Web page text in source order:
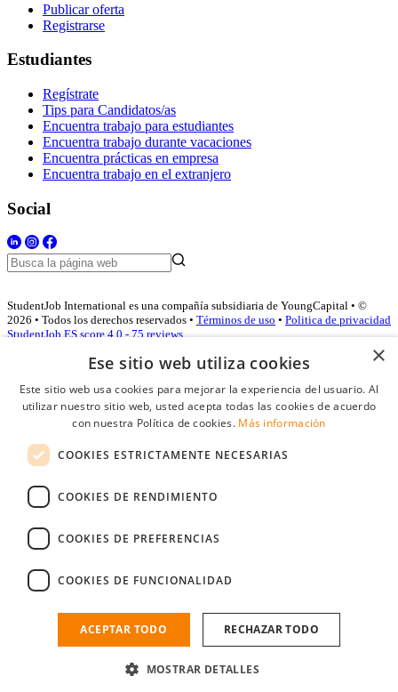
Publicar oferta
Registrarse
Estudiantes
Regístrate
Tips para Candidatos/as
Encuentra trabajo para estudiantes
Encuentra trabajo durante vacaciones
Encuentra prácticas en empresa
Encuentra trabajo en el extranjero
Social
StudentJob International es una compañía subsidiaria de YoungCapital • ©
2026 • Todos los derechos reservados • Términos de uso • Politica de privacidad
StudentJob ES score 4.0 - 75 reviews
Acceso empresas
Contraseña
Recordarme
Conectarse
Registro gratuito empresas
Encuentre al candidato perfecto a tan sólo un par de clicks
×
Ese sitio web utiliza cookies
Este sitio web usa cookies para mejorar la experiencia del usuario. Al
utilizar nuestro sitio web, usted acepta todas las cookies de acuerdo
con nuestra Política de cookies. Más información
COOKIES ESTRICTAMENTE NECESARIAS
COOKIES DE RENDIMIENTO
COOKIES DE PREFERENCIAS
COOKIES DE FUNCIONALIDAD
ACEPTAR TODO RECHAZAR TODO
MOSTRAR DETALLES